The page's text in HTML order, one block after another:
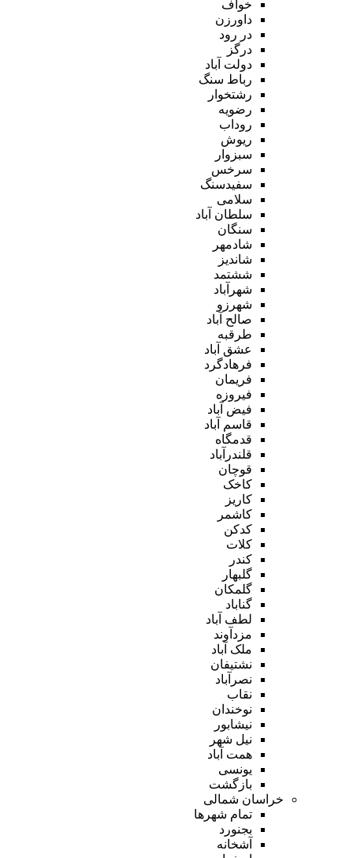
خواف
داورزن
در رود
درگز
دولت آباد
رباط سنگ
رشتخوار
رضویه
روداب
ریوش
سبزوار
سرخس
سفیدسنگ
سلامی
سلطان آباد
سنگان
شادمهر
شاندیز
ششتمد
شهرآباد
شهرزو
صالح آباد
طرقبه
عشق آباد
فرهادگرد
فریمان
فیروزه
فیض آباد
قاسم آباد
قدمگاه
قلندرآباد
قوچان
کاخک
کاریز
کاشمر
کدکن
کلات
کندر
گلبهار
گلمکان
گناباد
لطف آباد
مزدآوند
ملک آباد
نشتیفان
نصرآباد
نقاب
نوخندان
نیشابور
نیل شهر
همت آباد
یونسی
بازگشت
خراسان شمالی
تمام شهر‌ها
بجنورد
آشخانه